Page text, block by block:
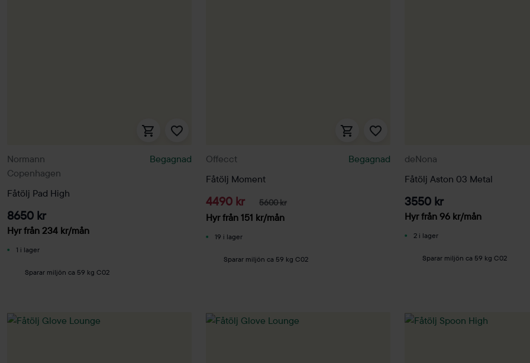
Normann
Copenhagen
Begagnad
Fåtölj Pad High
8650 kr
Hyr från 234 kr/mån
1 i lager
Sparar miljön ca 59 kg C02
Offecct
Begagnad
Fåtölj Moment
4490 kr 5600 kr
Hyr från 151 kr/mån
19 i lager
Sparar miljön ca 59 kg C02
deNona
Fåtölj Aston 03 Metal
3550 kr
Hyr från 96 kr/mån
2 i lager
Sparar miljön ca 59 kg C02